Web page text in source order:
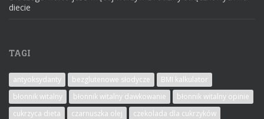
diecie
TAGI
antyoksydanty bezglutenowe słodycze
BMI kalkulator
błonnik witalny
błonnik witalny dawkowanie
błonnik witalny opinie
cukrzyca dieta
czarnuszka olej
czekolada dla cukrzyków